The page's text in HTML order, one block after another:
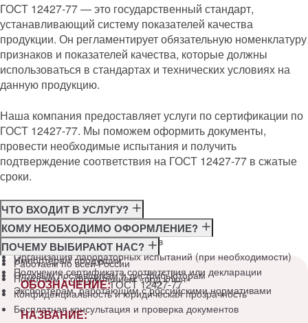
ГОСТ 12427-77 — это государственный стандарт,
устанавливающий систему показателей качества
продукции. Он регламентирует обязательную номенклатуру
признаков и показателей качества, которые должны
использоваться в стандартах и технических условиях на
данную продукцию.
Наша компания предоставляет услуги по сертификации по
ГОСТ 12427-77. Мы поможем оформить документы,
провести необходимые испытания и получить
подтверждение соответствия на ГОСТ 12427-77 в сжатые
сроки.
ЧТО ВХОДИТ В УСЛУГУ?
Консультация по требованиям ГОСТ
Подготовка и подача документов
Организация лабораторных испытаний (при необходимости)
Получение сертификата соответствия или декларации
КОМУ НЕОБХОДИМО ОФОРМЛЕНИЕ?
Производителям
Импортёрам продукции
Оптовым поставщикам и дистрибьюторам
Экспортёрам, работающим с российскими нормативами
ПОЧЕМУ ВЫБИРАЮТ НАС?
Работаем по всей России
Помогаем с оформлением «под ключ»
Конфиденциальность и юридическая прозрачность
Бесплатная консультация и проверка документов
ОБОЗНАЧЕНИЕ:ГОСТ 12427-77
НАЗВАНИЕ: